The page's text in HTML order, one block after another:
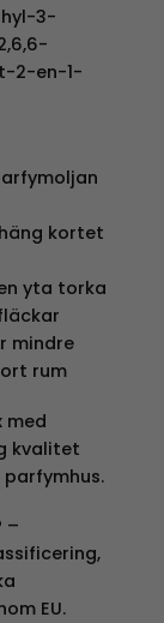
3-
2-en-1-
kortet
yta torka
mindre
rum
med
kvalitet
–
EU.